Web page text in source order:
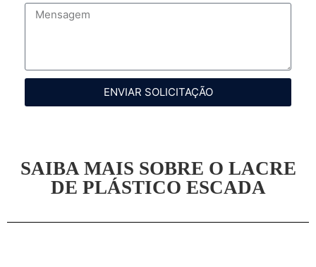
ENVIAR SOLICITAÇÃO
SAIBA MAIS SOBRE O LACRE
DE PLÁSTICO ESCADA